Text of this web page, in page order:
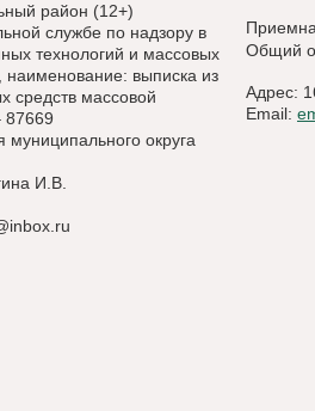
район (12+)
службе по надзору в
технологий и массовых
наименование: выписка из
средств массовой
округа
И.В.
Общий
Адрес:
Email: